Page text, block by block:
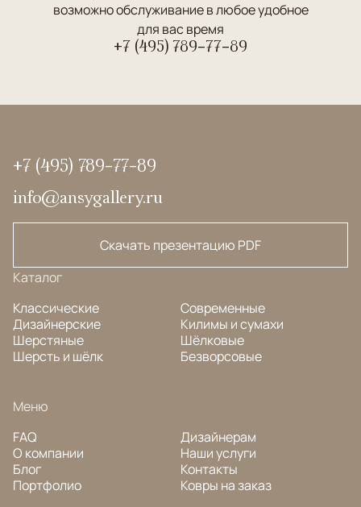
возможно обслуживание в любое удобное
для вас время
+7 (495) 789-77-89
+7 (495) 789-77-89
info@ansygallery.ru
Скачать презентацию PDF
Каталог
Классические
Дизайнерские
Шерстяные
Шерсть и шёлк
Современные
Килимы и сумахи
Шёлковые
Безворсовые
Меню
FAQ
О компании
Блог
Портфолио
Дизайнерам
Наши услуги
Контакты
Ковры на заказ